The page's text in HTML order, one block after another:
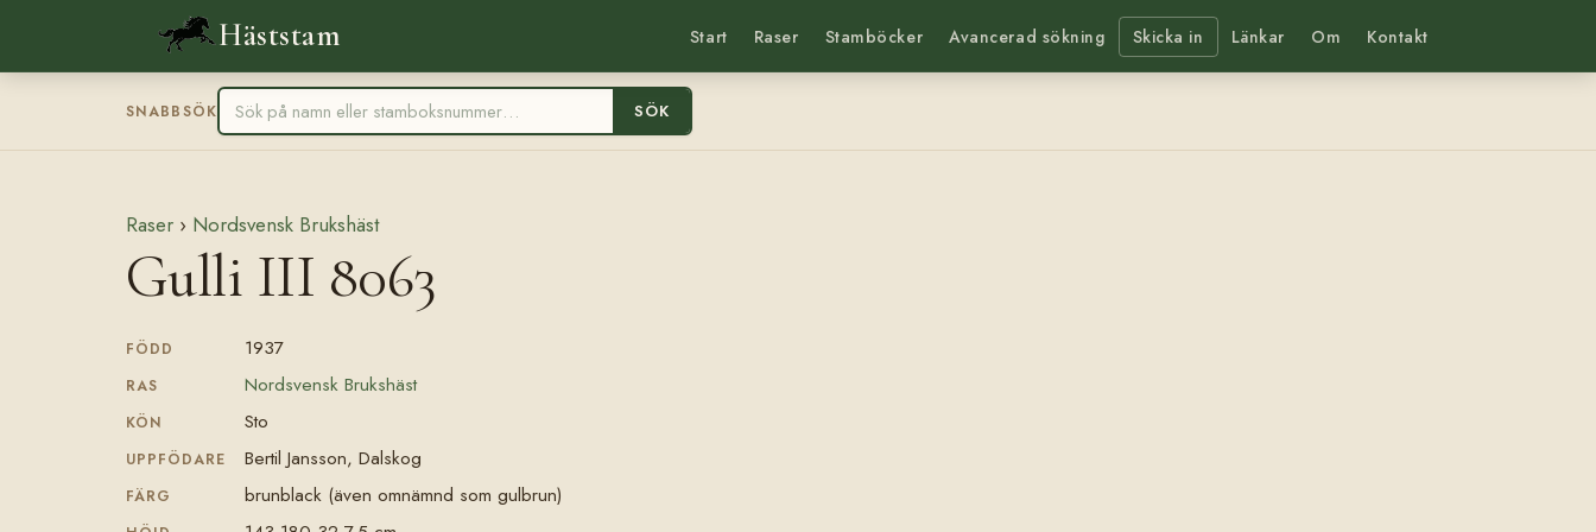
Häststam Start Raser Stamböcker Avancerad sökning Skicka in Länkar Om Kontakt
SNABBSÖK SÖK
Raser › Nordsvensk Brukshäst
Gulli III 8063
FÖDD 1937
RAS Nordsvensk Brukshäst
KÖN Sto
UPPFÖDARE Bertil Jansson, Dalskog
FÄRG brunblack (även omnämnd som gulbrun)